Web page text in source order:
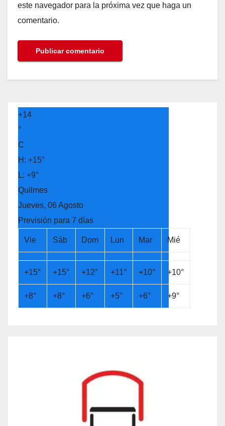
este navegador para la próxima vez que haga un
comentario.
+14
°
C
H: +15°
L: +9°
Quilmes
Jueves, 06 Agosto
Previsión para 7 días
Vie Sáb Dom Lun Mar Mié
+15° +15° +12° +11° +10° +10°
+8° +8° +6° +5° +6° +9°